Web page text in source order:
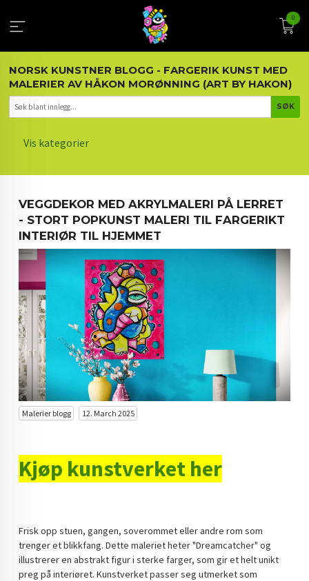
innholdet
0
NORSK KUNSTNER BLOGG - FARGERIK KUNST MED
MALERIER AV HÅKON MORØNNING (ART BY HAKON)
Vis kategorier
KUNST OG KUNSTNEREN
MALERIER BLOGG
ARTIKLER OM KUNST
INTERIØR OG KUNST
KUNST INVESTERING
KUNSTSTILER
FARGETEORI
KJØP KUNST TIL SALGS
FARGERIK KUNST
KUNSTNER BLOGG - EN KUNSTNERS DAGBOK
STORE MALERIER TIL STUE
VEGGDEKOR MED AKRYLMALERI PÅ LERRET
- STORT POPKUNST MALERI TIL FARGERIKT
INTERIØR TIL HJEMMET
Malerier blogg 12. March 2025
Kjøp kunstverket her
Frisk opp stuen, gangen, soverommet eller andre rom som
trenger et blikkfang. Dette maleriet heter "Dreamcatcher" og
illustrerer en abstrakt figur i sterke farger, som gir et helt unikt
preg på interiøret. Kunstverket passer seg utmerket som